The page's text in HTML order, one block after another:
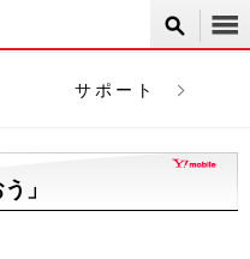
サポート
」